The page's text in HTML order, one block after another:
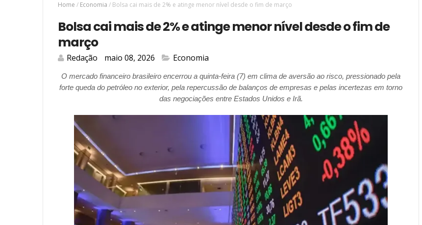
Home / Economia / Bolsa cai mais de 2% e atinge menor nível desde o fim de março
Bolsa cai mais de 2% e atinge menor nível desde o fim de
março
Redação maio 08, 2026 Economia
O mercado financeiro brasileiro encerrou a quinta-feira (7) em clima de aversão ao risco, pressionado pela
forte queda do petróleo no exterior, pela repercussão de balanços de empresas e pelas incertezas em torno
das negociações entre Estados Unidos e Irã.